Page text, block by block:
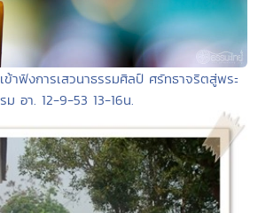
าฟังการเสวนาธรรมศิลป์ ศรัทธาจริตสู่พระ
ม อา. 12-9-53 13-16น.